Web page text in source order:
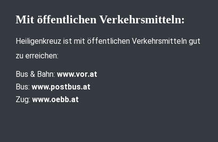
Mit öffentlichen Verkehrsmitteln:
Heiligenkreuz ist mit öffentlichen Verkehrsmitteln gut
zu erreichen:
Bus & Bahn: www.vor.at
Bus: www.postbus.at
Zug: www.oebb.at